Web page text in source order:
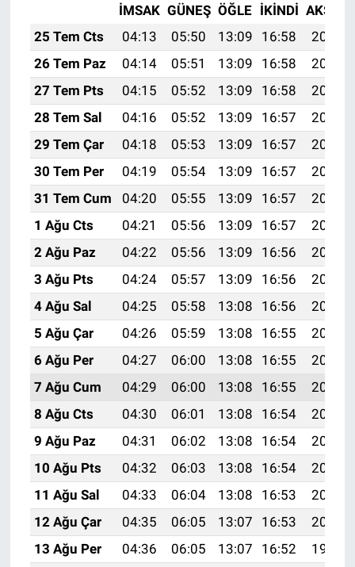
İMSAK GÜNEŞ ÖĞLE İKINDI AKŞAM
25 Tem Cts
04:13 05:50 13:09 16:58
20:18
26 Tem Paz
04:14 05:51 13:09 16:58
20:17
27 Tem Pts
04:15 05:52 13:09 16:58
20:16
28 Tem Sal
04:16 05:52 13:09 16:57
20:15
29 Tem Çar
04:18 05:53 13:09 16:57
20:15
30 Tem Per
04:19 05:54 13:09 16:57
20:14
31 Tem Cum
04:20 05:55 13:09 16:57
20:13
1 Ağu Cts
04:21 05:56 13:09 16:57
20:12
2 Ağu Paz
04:22 05:56 13:09 16:56
20:11
3 Ağu Pts
04:24 05:57 13:09 16:56
20:10
4 Ağu Sal
04:25 05:58 13:08 16:56
20:09
5 Ağu Çar
04:26 05:59 13:08 16:55
20:08
6 Ağu Per
04:27 06:00 13:08 16:55
20:07
7 Ağu Cum
04:29 06:00 13:08 16:55
20:06
8 Ağu Cts
04:30 06:01 13:08 16:54
20:05
9 Ağu Paz
04:31 06:02 13:08 16:54
20:04
10 Ağu Pts
04:32 06:03 13:08 16:54
20:03
11 Ağu Sal
04:33 06:04 13:08 16:53
20:01
12 Ağu Çar
04:35 06:05 13:07 16:53
20:00
13 Ağu Per
04:36 06:05 13:07 16:52
19:59